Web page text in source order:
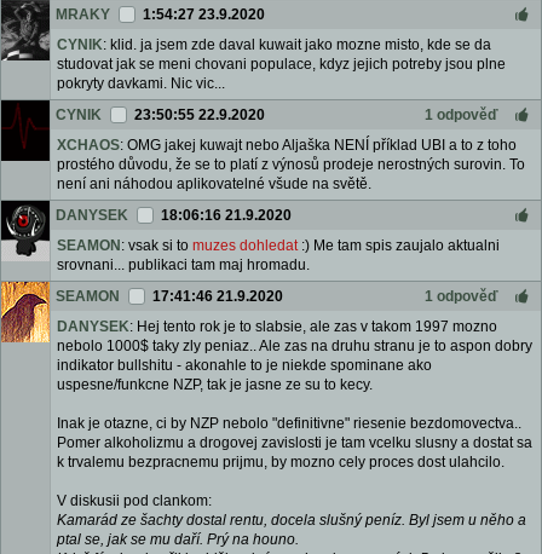
MRAKY
1:54:27 23.9.2020
CYNIK: klid. ja jsem zde daval kuwait jako mozne misto, kde se da
studovat jak se meni chovani populace, kdyz jejich potreby jsou plne
pokryty davkami. Nic vic...
CYNIK
23:50:55 22.9.2020
1 odpověď
XCHAOS: OMG jakej kuwajt nebo Aljaška NENÍ příklad UBI a to z toho
prostého důvodu, že se to platí z výnosů prodeje nerostných surovin. To
není ani náhodou aplikovatelné všude na světě.
DANYSEK
18:06:16 21.9.2020
SEAMON : vsak si to muzes dohledat:) Me tam spis zaujalo aktualni
srovnani... publikaci tam maj hromadu.
SEAMON
17:41:46 21.9.2020
1 odpověď
DANYSEK: Hej tento rok je to slabsie, ale zas v takom 1997 mozno
nebolo 1000$ taky zly peniaz.. Ale zas na druhu stranu je to aspon dobry
indikator bullshitu - akonahle to je niekde spominane ako
uspesne/funkcne NZP, tak je jasne ze su to kecy.
Inak je otazne, ci by NZP nebolo "definitivne" riesenie bezdomovectva..
Pomer alkoholizmu a drogovej zavislosti je tam vcelku slusny a dostat sa
k trvalemu bezpracnemu prijmu, by mozno cely proces dost ulahcilo.
V diskusii pod clankom:
Kamarád ze šachty dostal rentu, docela slušný peníz. Byl jsem u něho a
ptal se, jak se mu daří. Prý na houno.